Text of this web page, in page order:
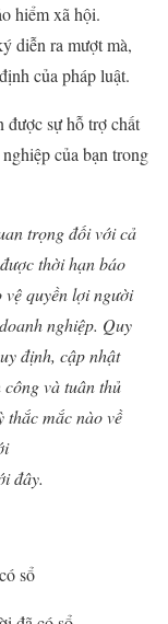
hiểm xã hội.
diễn ra mượt mà,
của pháp luật.
sự hỗ trợ chất
của bạn trong
trọng đối với cả
thời hạn báo
quyền lợi người
nghiệp. Quy
định, cập nhật
và tuân thủ
thắc mắc nào về
đây.
sổ